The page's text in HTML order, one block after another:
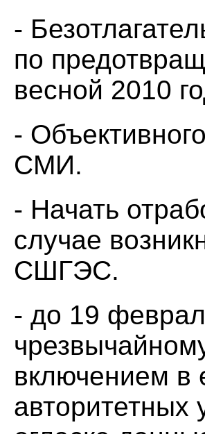
-
по
весной 2010
-
СМИ.
- Начать
случае
СШГЭС.
- до 19
включением в
авторитетных